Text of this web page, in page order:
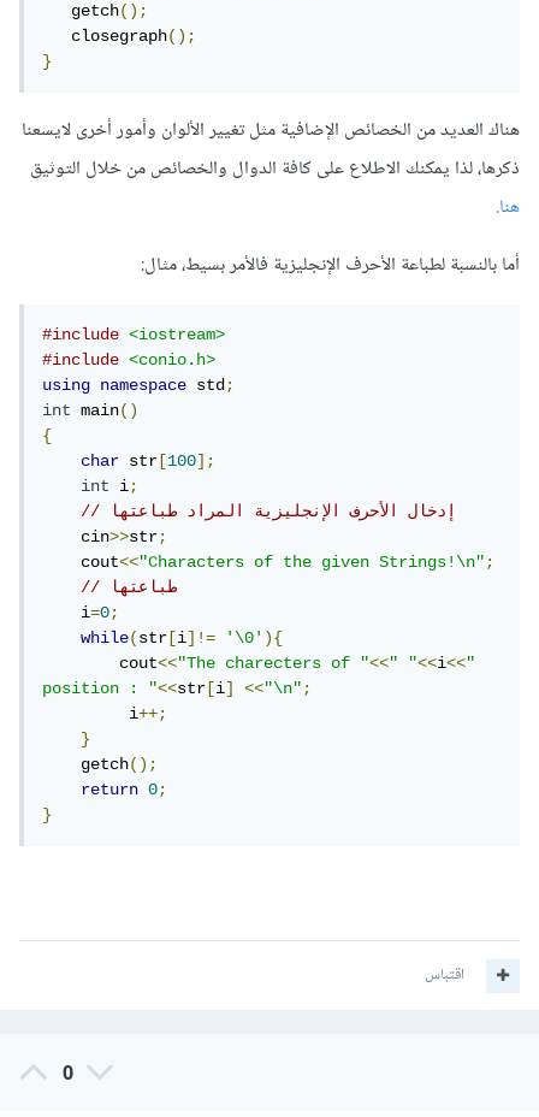
   getch
();
   closegraph
();
}
هناك العديد من الخصائص الإضافية مثل تغيير الألوان وأمور أخرى لايسعنا
ذكرها، لذا يمكنك الاطلاع على كافة الدوال والخصائص من خلال التوثيق
هنا.
أما بالنسبة لطباعة الأحرف الإنجليزية فالأمر بسيط، مثال:
#include
<iostream>
#include
<conio.h>
using
namespace std;
int main()
{
char str [100];
int
i;
// إدخال الأحرف الإنجليزية المراد طباعتها
    cin
>>str;
    cout
<<"Characters of the given Strings!\n";
// طباعتها
    i
=0;
while(str [i]!= '\0'){
        cout
<<"The charecters of "<<" "<<i<<"
position : "<<str [i] <<"\n";
         i
++;
}
    getch
();
return
0;
}
اقتباس
0